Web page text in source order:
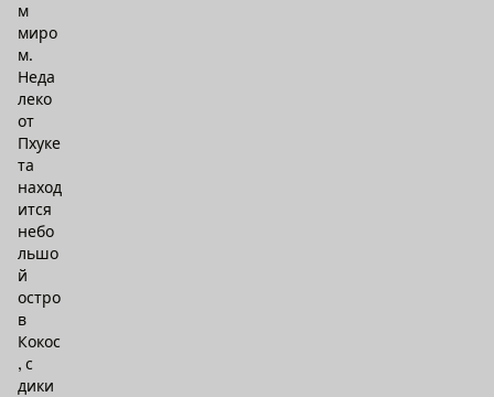
м
миро
м.
Неда
леко
от
Пхуке
та
наход
ится
небо
льшо
й
остро
в
Кокос
, с
дики